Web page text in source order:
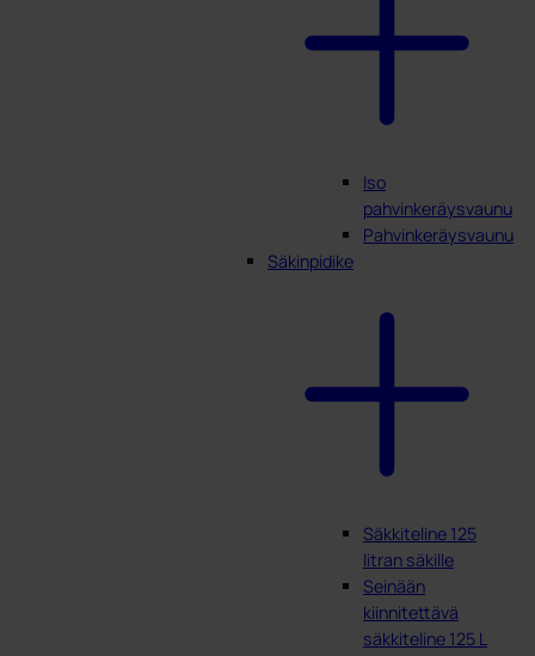
Iso
pahvinkeräysvaunu
Pahvinkeräysvaunu
Säkinpidike
Säkkiteline 125
litran säkille
Seinään
kiinnitettävä
säkkiteline 125 L